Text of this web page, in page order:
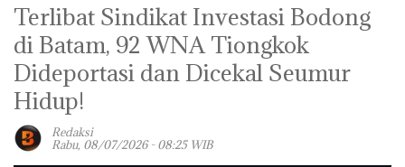
Terlibat Sindikat Investasi Bodong
di Batam, 92 WNA Tiongkok
Dideportasi dan Dicekal Seumur
Hidup!
Redaksi
Rabu, 08/07/2026 - 08:25 WIB